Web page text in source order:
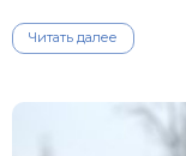
Читать далее